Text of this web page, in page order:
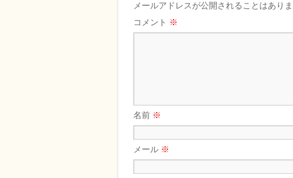
メールアドレスが公開されることはありま
コメント ※
名前 ※
メール ※